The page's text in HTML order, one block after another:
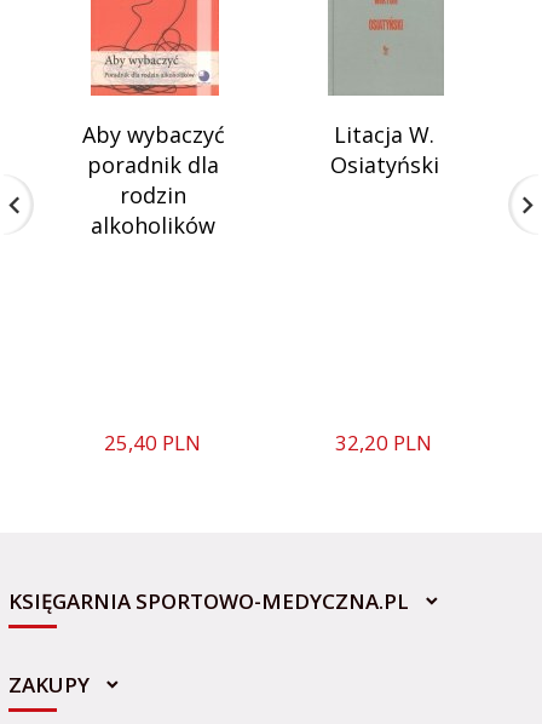
Aby wybaczyć
poradnik dla
rodzin
alkoholików
25,40 PLN
Litacja W.
Osiatyński
32,20 PLN
KSIĘGARNIA SPORTOWO-MEDYCZNA.PL
ZAKUPY